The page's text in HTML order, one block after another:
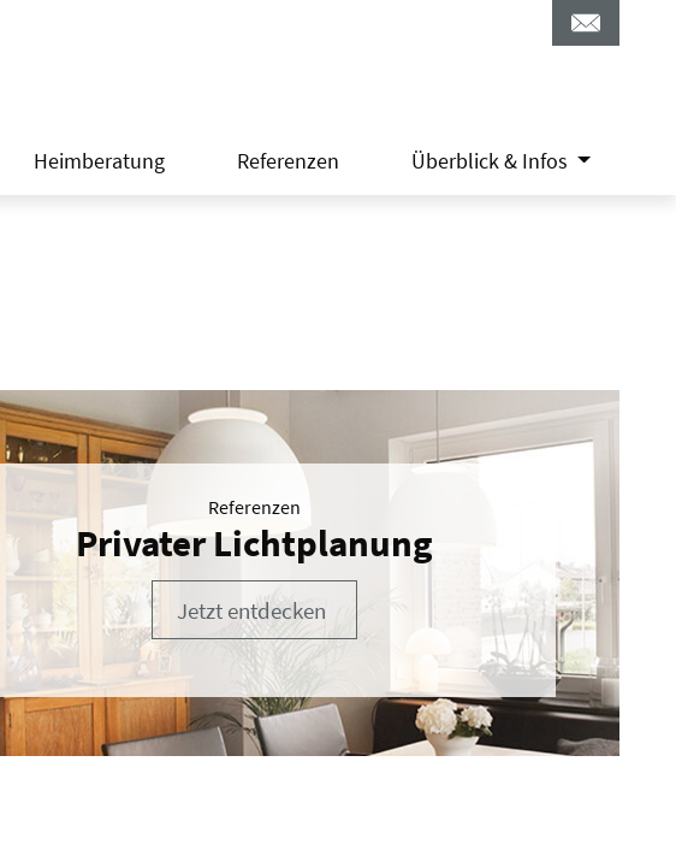
Heimberatung Referenzen Überblick & Infos
Referenzen
Privater Lichtplanung
Jetzt entdecken